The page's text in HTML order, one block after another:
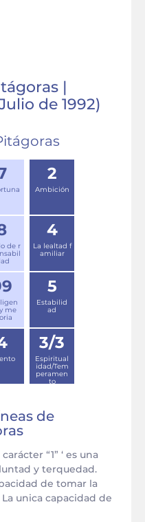
|
de 1992)
de r
me
2
Ambición
4
La lealtad f
amiliar
5
Estabilid
ad
3/3
Espiritual
idad/Tem
peramen
to
de
carácter “1” ‘ es una
y terquedad.
de tomar la
unica capacidad de